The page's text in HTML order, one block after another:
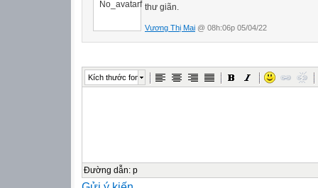
thư giãn.
Vương Thị Mai @ 08h:06p 05/04/22
Kích thước font
Đường dẫn: p